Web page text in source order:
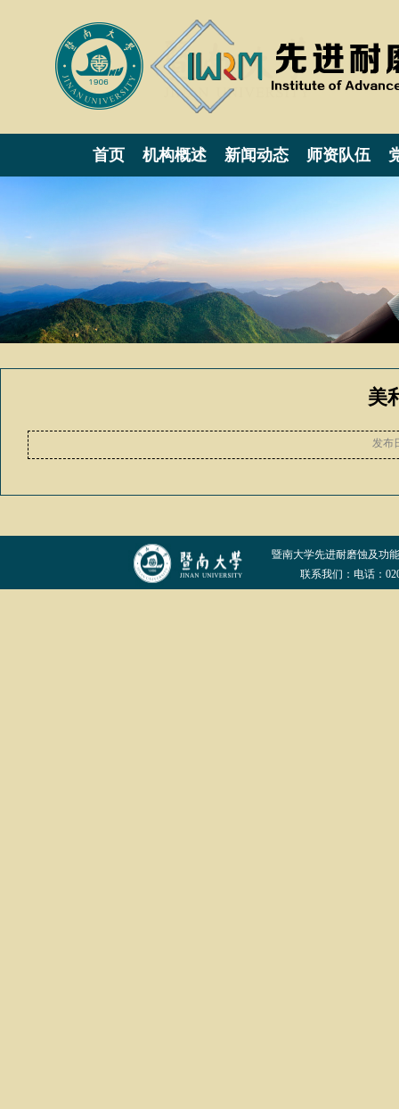
首页 机构概述 新闻动态 师资队伍
美
发布
暨南大学先进耐磨蚀及功
联系我们：电话：